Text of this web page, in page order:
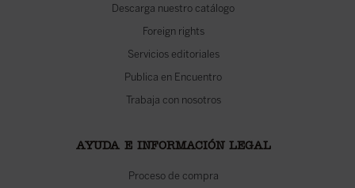
Descarga nuestro catálogo
Foreign rights
Servicios editoriales
Publica en Encuentro
Trabaja con nosotros
AYUDA E INFORMACIÓN LEGAL
Proceso de compra